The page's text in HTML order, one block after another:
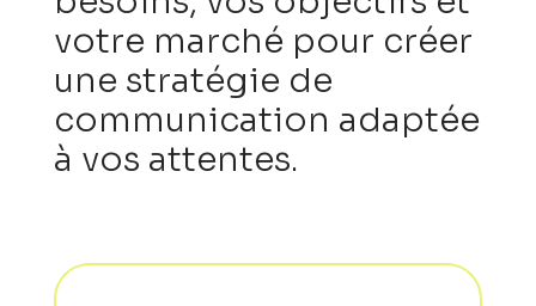
votre marché pour créer
une stratégie de
communication adaptée
à vos attentes.